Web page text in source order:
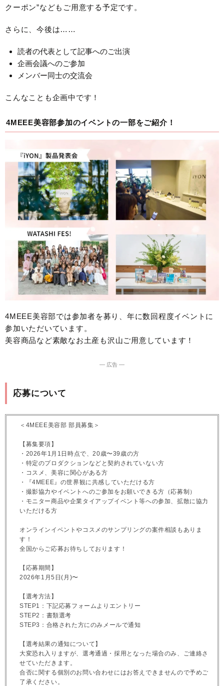
クーポン”などもご用意する予定です。
さらに、今後は……
読者の代表として記事へのご出演
企画会議へのご参加
メンバー同士の交流会
こんなことも企画中です！
4MEEE美容部参加のイベントの一部をご紹介！
4MEEE美容部では参加者を募り、年に数回程度イベントに
参加いただいています。
美容商品など素敵なお土産も沢山ご用意しています！
― 広告 ―
応募について
＜4MEEE美容部 部員募集＞
【募集要項】
・2026年1月1日時点で、20歳〜39歳の方
・特定のプロダクションなどと契約されていない方
・コスメ、美容に関心がある方
・『4MEEE』の世界観に共感していただける方
・撮影協力やイベントへのご参加をお願いできる方（応募制）
・モニター商品や企業タイアップイベント等への参加、拡散に協力
いただける方
オンラインイベントやコスメのサンプリングの案件相談もありま
す！
全国からご応募お待ちしております！
【応募期間】
2026年1月5日(月)〜
【選考方法】
STEP1：下記応募フォームよりエントリー
STEP2：書類選考
STEP3：合格された方にのみメールで通知
【選考結果の通知について】
大変恐れ入りますが、選考通過・採用となった場合のみ、ご連絡さ
せていただきます。
合否に関する個別のお問い合わせにはお答えできませんので予めご
了承ください。